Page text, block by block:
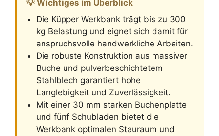
💡 Wichtiges im Überblick
Die Küpper Werkbank trägt bis zu 300
kg Belastung und eignet sich damit für
anspruchsvolle handwerkliche Arbeiten.
Die robuste Konstruktion aus massiver
Buche und pulverbeschichtetem
Stahlblech garantiert hohe
Langlebigkeit und Zuverlässigkeit.
Mit einer 30 mm starken Buchenplatte
und fünf Schubladen bietet die
Werkbank optimalen Stauraum und